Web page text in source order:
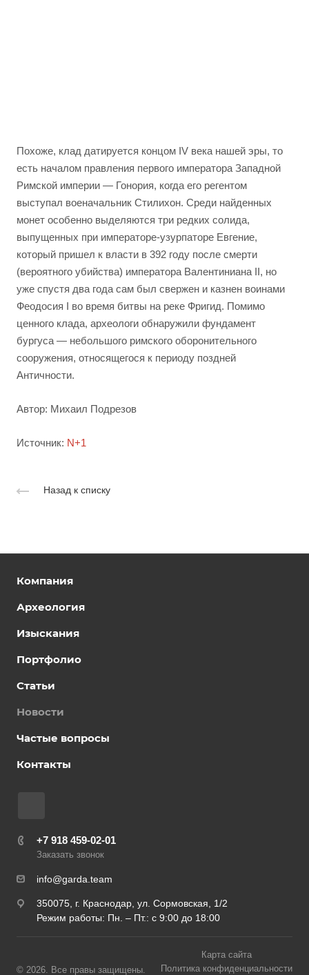
Похоже, клад датируется концом IV века нашей эры, то
есть началом правления первого императора Западной
Римской империи — Гонория, когда его регентом
выступал военачальник Стилихон. Среди найденных
монет особенно выделяются три редких солида,
выпущенных при императоре-узурпаторе Евгение,
который пришел к власти в 392 году после смерти
(вероятного убийства) императора Валентиниана II, но
уже спустя два года сам был свержен и казнен воинами
Феодосия I во время битвы на реке Фригид. Помимо
ценного клада, археологи обнаружили фундамент
бургуса — небольшого римского оборонительного
сооружения, относящегося к периоду поздней
Античности.
Автор: Михаил Подрезов
Источник: N+1
Назад к списку
Компания
Археология
Изыскания
Портфолио
Статьи
Новости
Частые вопросы
Контакты
+7 918 459-02-01
Заказать звонок
info@garda.team
350075, г. Краснодар, ул. Сормовская, 1/2
Режим работы: Пн. – Пт.: с 9:00 до 18:00
© 2026. Все правы защищены.
Карта сайта
Политика конфиденциальности